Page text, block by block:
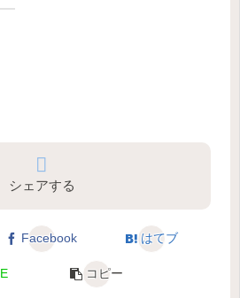
シェアする
Facebook はてブ
コピー